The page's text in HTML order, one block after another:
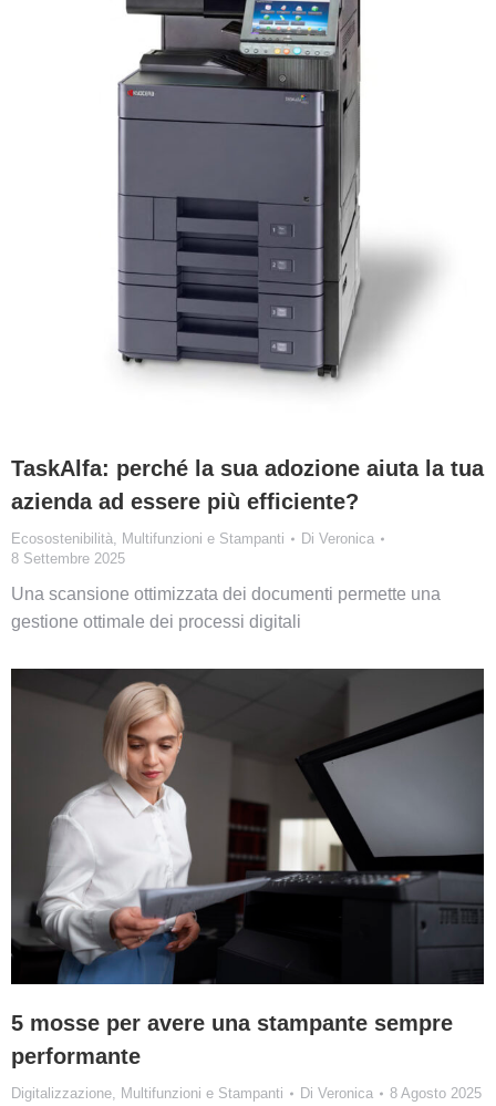
TaskAlfa: perché la sua adozione aiuta la tua
azienda ad essere più efficiente?
Ecosostenibilità, Multifunzioni e Stampanti Di Veronica
8 Settembre 2025
Una scansione ottimizzata dei documenti permette una
gestione ottimale dei processi digitali
5 mosse per avere una stampante sempre
performante
Digitalizzazione, Multifunzioni e Stampanti Di Veronica 8 Agosto 2025